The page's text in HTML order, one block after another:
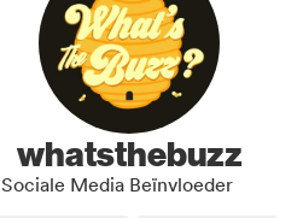
whatsthebuzz
Sociale Media Beïnvloeder